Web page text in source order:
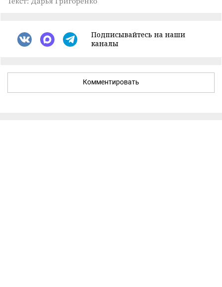
Подписывайтесь на наши
каналы
Комментировать